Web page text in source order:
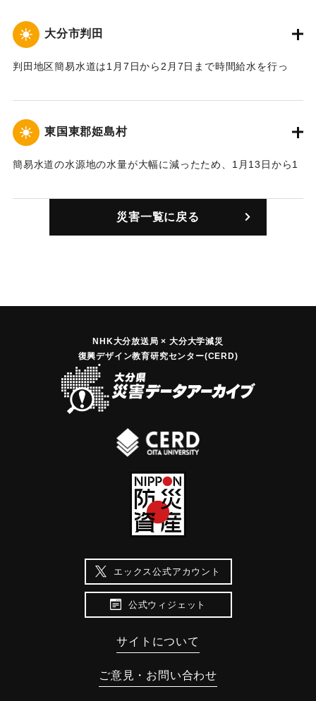
大分市判田
判田地区簡易水道は1月7日から2月7日まで時間給水を行っ
東国東郡姫島村
簡易水道の水源地の水量が大幅に減ったため、1月13日から1
減ったため、灌漑用のため池の水を簡易水道に利用したが、
そのため池の水も少なくなった。
災害一覧に戻る
NHK大分放送局 × 大分大学減災
復興デザイン教育研究センター(CERD)
エックス公式アカウント
公式ウィジェット
サイトについて
ご意見・お問い合わせ